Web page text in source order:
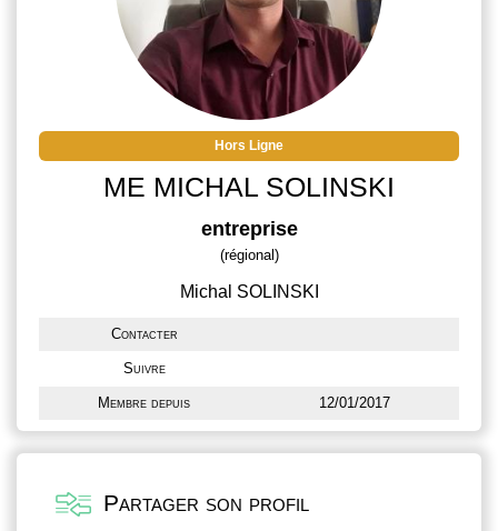
Hors Ligne
ME MICHAL SOLINSKI
entreprise
(régional)
Michal SOLINSKI
Contacter
Suivre
Membre depuis 12/01/2017
Partager son profil